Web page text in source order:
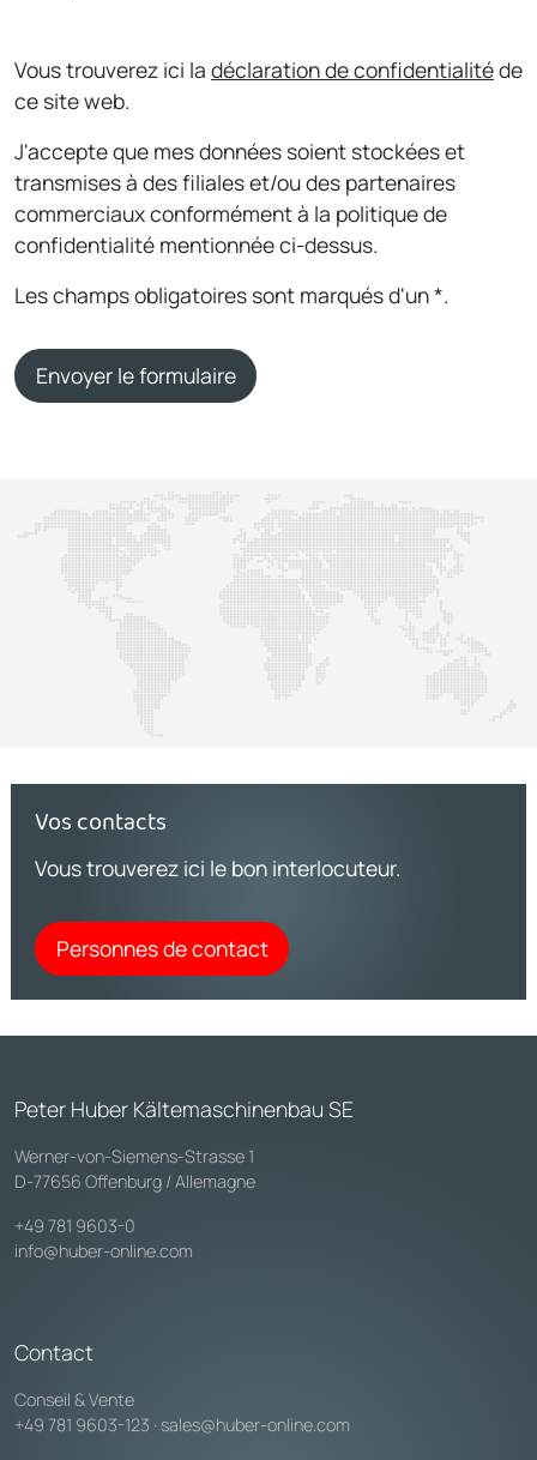
Vous trouverez ici la déclaration de confidentialitéde
ce site web.
J'accepte que mes données soient stockées et
transmises à des filiales et/ou des partenaires
commerciaux conformément à la politique de
confidentialité mentionnée ci-dessus.
Les champs obligatoires sont marqués d'un *.
Envoyer le formulaire
Vos contacts
Vous trouverez ici le bon interlocuteur.
Personnes de contact
Peter Huber Kältemaschinenbau SE
Werner-von-Siemens-Strasse 1
D-77656 Offenburg / Allemagne
+49 781 9603-0
info@huber-online.com
Contact
Conseil & Vente
+49 781 9603-123 · sales@huber-online.com